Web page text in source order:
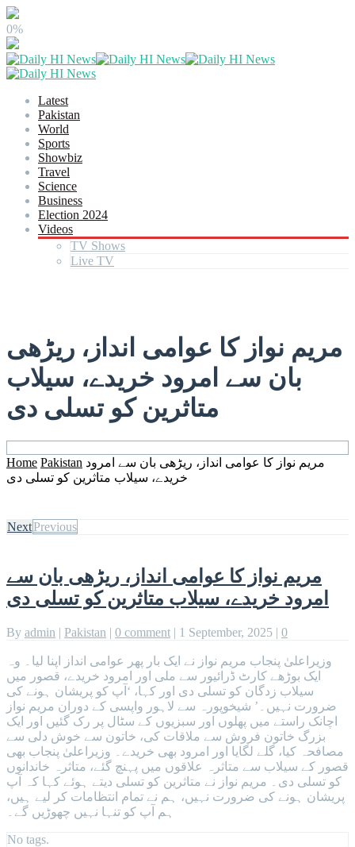
0%
Latest
Pakistan
World
Sports
Showbiz
Travel
Science
Business
Election 2024
Videos
TV Shows
Live TV
مریم نواز کا عوامی انداز، ریڑھی
بان سے امرود خریدے، سیلاب
متاثرین کو تسلی دی
Home Pakistan مریم نواز کا عوامی انداز، ریڑھی بان سے امرود
خریدے، سیلاب متاثرین کو تسلی دی
NextPrevious
مریم نواز کا عوامی انداز، ریڑھی بان سے
امرود خریدے، سیلاب متاثرین کو تسلی دی
By admin | Pakistan | 0 comment | 1 September, 2025 | 0
وزیراعلیٰ پنجاب مریم نواز نے ایک بار پھر عوامی انداز اپنا لیا۔ وہ
ایک بوڑھے کارٹ ڈرائیور سے ملی اور امرود خریدے، قصور میں
سیلاب زدگان کو تسلی دی اور کہا، ‘آپ کو پریشان ہونے کی
ضرورت نہیں۔’ شیخوپورہ سے لاہور واپسی کے دوران مریم نواز
اچانک راستے میں پھلوں اور سبزیوں کے سٹال پر رک گئیں اور ایک
بزرگ خاتون فروش سے ملاقات کی، خاتون سے خوش دلی سے
مصافحہ کیا، گلے لگایا اور امرود بھی خریدے۔ وزیراعلیٰ پنجاب بھی
قصور کے سیلاب سے متاثرہ علاقوں میں پہنچ گئے، متاثرہ خاندانوں
کو تسلی دی۔ مریم نواز نے متاثرین کو تسلی دیتے ہوئے کہا کہ آپ
پریشان ہونے کی ضرورت نہیں، ہم نے تمام انتظامات کر لیے ہیں،
ہم آپ کو تنہا نہیں چھوڑیں گے۔
No tags.